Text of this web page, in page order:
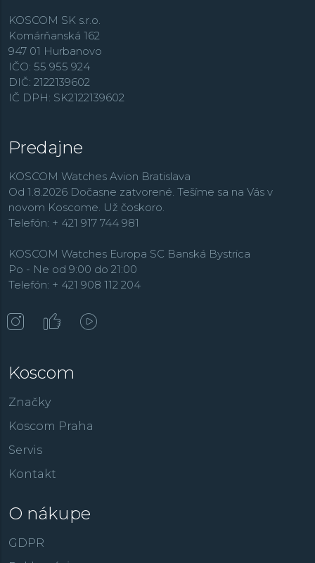
KOSCOM SK s.r.o.
Komárňanská 162
947 01 Hurbanovo
IČO: 55 955 924
DIČ: 2122139602
IČ DPH: SK2122139602
Predajne
KOSCOM Watches Avion Bratislava
Od 1.8.2026 Dočasne zatvorené. Tešíme sa na Vás v
novom Koscome. Už čoskoro.
Telefón: + 421 917 744 981
KOSCOM Watches Europa SC Banská Bystrica
Po - Ne od 9:00 do 21:00
Telefón: + 421 908 112 204
Koscom
Značky
Koscom Praha
Servis
Kontakt
O nákupe
GDPR